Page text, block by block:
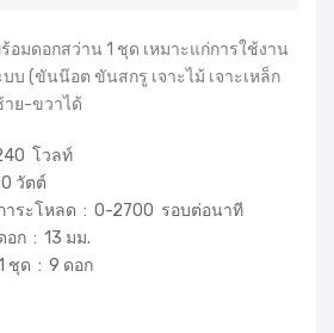
อมดอกสว่าน 1 ชุด เหมาะแก่การใช้งาน
บ (ขันน๊อต ขันสกรู เจาะไม้ เจาะเหล็ก
าย-ขวาได้
โวลท์
วัตต์
าระโหลด : 0-2700 รอบต่อนาที
ก : 13 มม.
ชุด : 9 ดอก